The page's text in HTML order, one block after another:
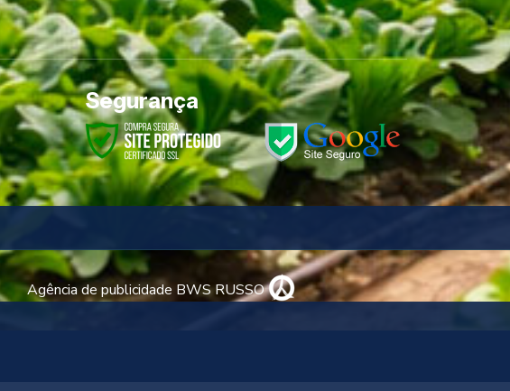
Segurança
Agência de publicidade BWS RUSSO